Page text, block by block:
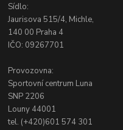
Sídlo:
Jaurisova 515/4, Michle,
140 00 Praha 4
IČO: 09267701
Provozovna:
Sportovní centrum Luna
SNP 2206
Louny 44001
tel. (+420)601 574 301